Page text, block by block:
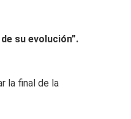
su evolución”.
la final de la